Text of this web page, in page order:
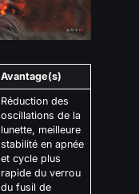
Avantage(s)
Réduction des
oscillations de la
lunette, meilleure
stabilité en apnée
et cycle plus
rapide du verrou
du fusil de